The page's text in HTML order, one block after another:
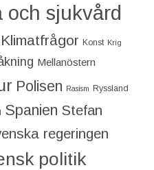
och sjukvård
Klimatfrågor Konst Krig
Mellanöstern
Polisen Rasism Ryssland
Spanien Stefan
regeringen
politik